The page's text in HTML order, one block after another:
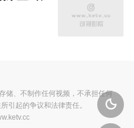

储、不制作任何视频，不承担任何
引起的争议和法律责任。